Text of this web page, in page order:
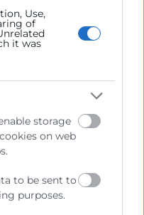
Use,
of
it was
storage
on web
to be sent to
purposes.
y la navegación.
de carácter público
encomendar y
Públicas.